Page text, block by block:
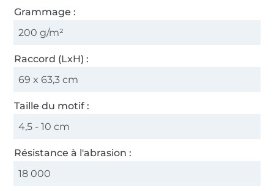
Grammage :
200 g/m²
Raccord (LxH) :
69 x 63,3 cm
Taille du motif :
4,5 - 10 cm
Résistance à l'abrasion :
18 000